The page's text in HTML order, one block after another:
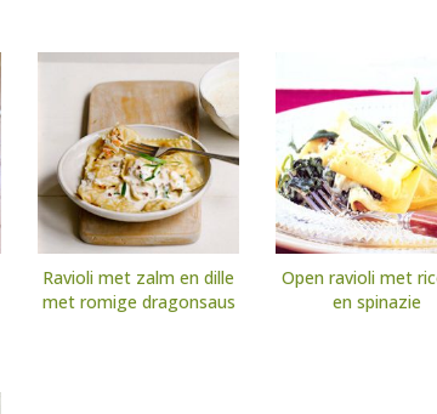
Ravioli met zalm en dille
met romige dragonsaus
Open ravioli met
en spinazie